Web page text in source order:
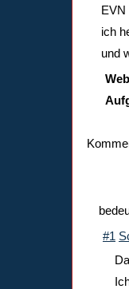
EVN
ich
und
#1